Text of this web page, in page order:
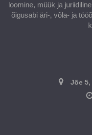
loomine, müük ja
õigusabi äri-, võla- ja
Jõe